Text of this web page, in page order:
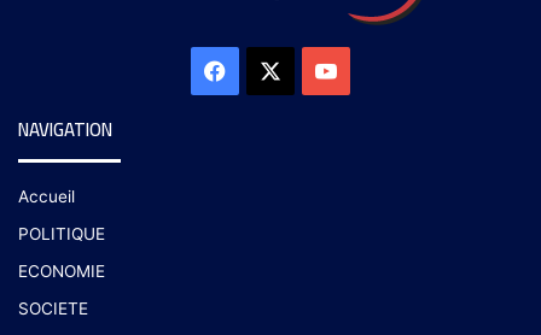
NAVIGATION
Accueil
POLITIQUE
ECONOMIE
SOCIETE